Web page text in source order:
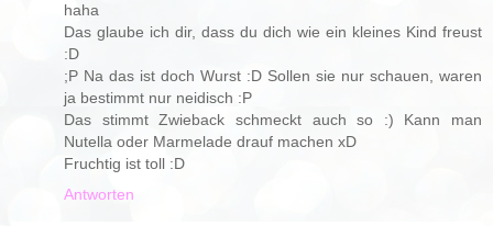
haha
Das glaube ich dir, dass du dich wie ein kleines Kind freust
:D
;P Na das ist doch Wurst :D Sollen sie nur schauen, waren
ja bestimmt nur neidisch :P
Das stimmt Zwieback schmeckt auch so :) Kann man
Nutella oder Marmelade drauf machen xD
Fruchtig ist toll :D
Antworten